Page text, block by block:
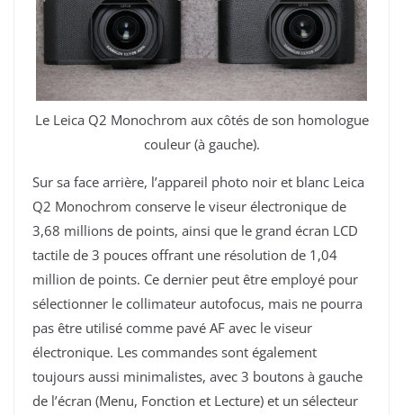
Le Leica Q2 Monochrom aux côtés de son homologue
couleur (à gauche).
Sur sa face arrière, l’appareil photo noir et blanc Leica
Q2 Monochrom conserve le viseur électronique de
3,68 millions de points, ainsi que le grand écran LCD
tactile de 3 pouces offrant une résolution de 1,04
million de points. Ce dernier peut être employé pour
sélectionner le collimateur autofocus, mais ne pourra
pas être utilisé comme pavé AF avec le viseur
électronique. Les commandes sont également
toujours aussi minimalistes, avec 3 boutons à gauche
de l’écran (Menu, Fonction et Lecture) et un sélecteur